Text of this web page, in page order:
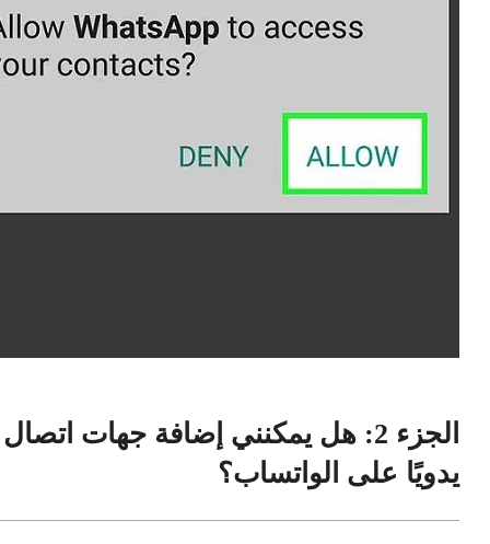
الجزء 2: هل يمكنني إضافة جهات اتصال
يدويًا على الواتساب؟